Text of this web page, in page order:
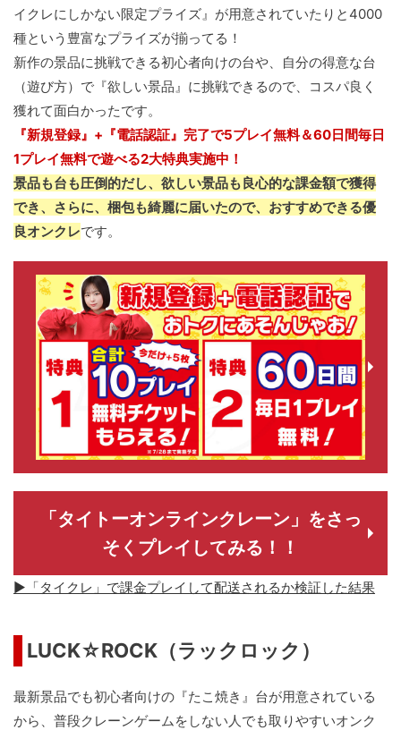
イクレにしかない限定プライズ』が用意されていたりと4000
種という豊富なプライズが揃ってる！
新作の景品に挑戦できる初心者向けの台や、自分の得意な台
（遊び方）で『欲しい景品』に挑戦できるので、コスパ良く
獲れて面白かったです。
『新規登録』+『電話認証』完了で5プレイ無料＆60日間毎日
1プレイ無料で遊べる2大特典実施中！
景品も台も圧倒的だし、欲しい景品も良心的な課金額で獲得
でき、さらに、梱包も綺麗に届いたので、おすすめできる優
良オンクレです。
「タイトーオンラインクレーン」をさっ
そくプレイしてみる！！
▶「タイクレ」で課金プレイして配送されるか検証した結果
LUCK☆ROCK（ラックロック）
最新景品でも初心者向けの『たこ焼き』台が用意されている
から、普段クレーンゲームをしない人でも取りやすいオンク